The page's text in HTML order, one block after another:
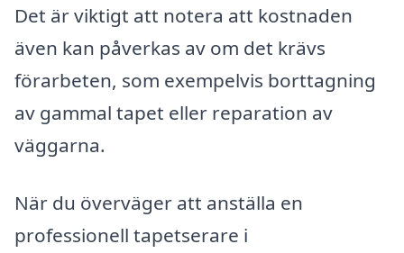
Det är viktigt att notera att kostnaden
även kan påverkas av om det krävs
förarbeten, som exempelvis borttagning
av gammal tapet eller reparation av
väggarna.
När du överväger att anställa en
professionell tapetserare i